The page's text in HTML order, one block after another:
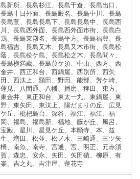
島新所、長島杉江、長島千倉、長島出口、
長島十日外面、長島殿名、長島中川、長島
長島萱、長島長島下、長島長島中、長島西
川、長島西外面、長島西外面市街、長島白
鶏、長島東殿名、長島平方、長島福豊、長
島福吉、長島又木、長島又木市街、長島松
蔭、長島松ケ島、長島松之木、長島間々、
長島横満蔵、長島葭ケ須、中山、西方、西
金井、西正和台、西鍋屋、西別所、西矢
田、西汰上、額田、野田、能部、芳ケ崎、
蓮見、八間通、八幡、播磨、稗田、東方、
東金井、東正和台、東太一丸、東鍋屋、東
野、東矢田、東汰上、陽だまりの丘、広見
ケ丘、枇杷島台、深谷、福江、福江、福
岡、福島、福島新、福地、藤が丘、風呂、
宝殿、星川、星見ケ丘、本願寺、本、益
生、増田、松並、松ノ木、三崎通、三ツ矢
橋、南魚、南寺、宮通、宮、明正、元赤須
賀、森忠、安永、矢田、矢田磧、柳原、有
楽、吉之丸、吉津屋、蓮花寺